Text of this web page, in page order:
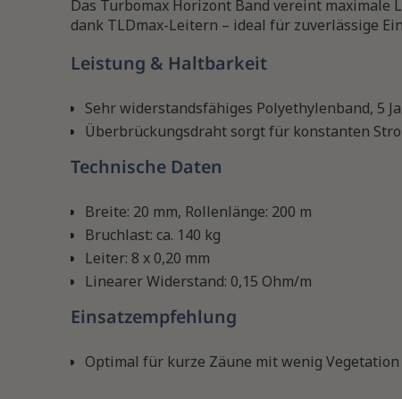
Das Turbomax Horizont Band vereint
dank TLDmax-Leitern – ideal für zuverlässige
Leistung & Haltbarkeit
Sehr widerstandsfähiges Polyethylenband, 5
Überbrückungsdraht sorgt für konstanten
Technische Daten
Breite: 20 mm, Rollenlänge: 200 m
Bruchlast: ca. 140 kg
Leiter: 8 x 0,20 mm
Linearer Widerstand: 0,15 Ohm/m
Einsatzempfehlung
Optimal für kurze Zäune mit wenig Vegetation